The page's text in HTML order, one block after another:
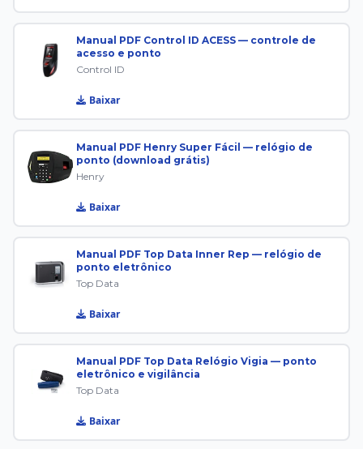
Manual PDF Control ID ACESS — controle de
acesso e ponto
Control ID
Baixar
Manual PDF Henry Super Fácil — relógio de
ponto (download grátis)
Henry
Baixar
Manual PDF Top Data Inner Rep — relógio de
ponto eletrônico
Top Data
Baixar
Manual PDF Top Data Relógio Vigia — ponto
eletrônico e vigilância
Top Data
Baixar